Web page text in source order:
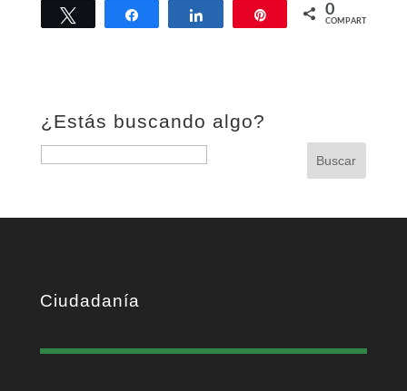
Twittear Compartir Compartir 0
COMPARTIR
¿Estás buscando algo?
Buscar:
Ciudadanía